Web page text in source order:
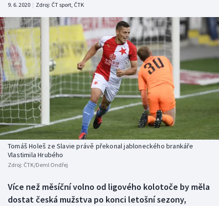
DALŠÍ SPORTY
Americký fotbal
Baseball a softbal
Basketbal
Biatlon
Boby a skeleton
Curling
NEPŘEHLÉDNĚTE
Soutěže
Historické návraty
Aplikace ČT sport
AZ kvíz
9. 6. 2020 | Zdroj: ČT sport, ČTK
Tomáš Holeš ze Slavie právě překonal jabloneckého brankáře
Vlastimila Hrubého
Zdroj: ČTK/Deml Ondřej
Více než měsíční volno od ligového kolotoče by měla
dostat česká mužstva po konci letošní sezony,